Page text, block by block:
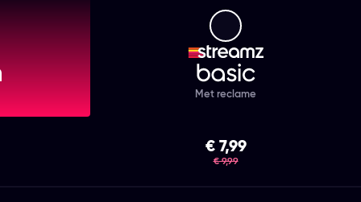
Premium Streamz Basic
Met reclame
€ 7,99
was
€ 9,99